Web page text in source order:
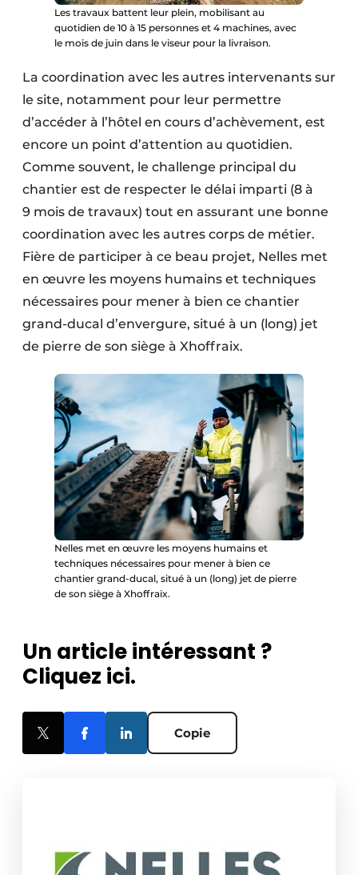
Les travaux battent leur plein, mobilisant au
quotidien de 10 à 15 personnes et 4 machines, avec
le mois de juin dans le viseur pour la livraison.
La coordination avec les autres intervenants sur
le site, notamment pour leur permettre
d’accéder à l’hôtel en cours d’achèvement, est
encore un point d’attention au quotidien.
Comme souvent, le challenge principal du
chantier est de respecter le délai imparti (8 à
9 mois de travaux) tout en assurant une bonne
coordination avec les autres corps de métier.
Fière de participer à ce beau projet, Nelles met
en œuvre les moyens humains et techniques
nécessaires pour mener à bien ce chantier
grand-ducal d’envergure, situé à un (long) jet
de pierre de son siège à Xhoffraix.
Nelles met en œuvre les moyens humains et
techniques nécessaires pour mener à bien ce
chantier grand-ducal, situé à un (long) jet de pierre
de son siège à Xhoffraix.
Un article intéressant ?
Cliquez ici.
Copie